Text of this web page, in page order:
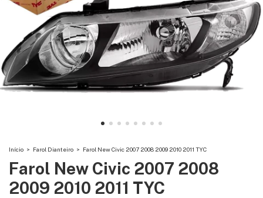
Início > Farol Dianteiro > Farol New Civic 2007 2008 2009 2010 2011 TYC
Farol New Civic 2007 2008
2009 2010 2011 TYC